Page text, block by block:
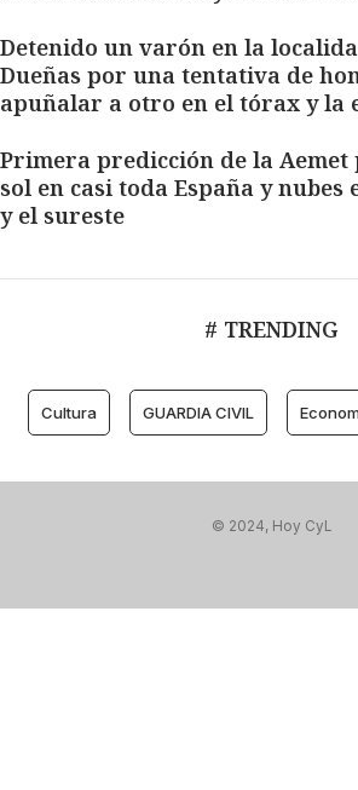
Detenido un varón en la
Dueñas por una tentativa de
apuñalar a otro en el tórax y la
Primera predicción de la Aemet
sol en casi toda España y nubes
y el sureste
# TRENDING
Cultura GUARDIA CIVIL
© 2024, Hoy CyL